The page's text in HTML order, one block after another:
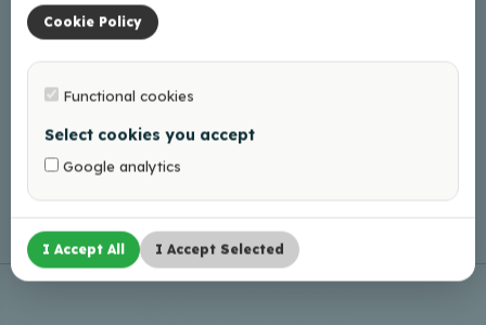
Cookie Policy
Functional cookies
Select cookies you accept
Google analytics
I Accept All I Accept Selected